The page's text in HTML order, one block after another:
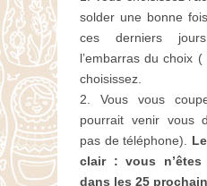
solder une bonne
ces derniers
l’embarras du choix
choisissez.
Vous vous
pourrait venir vous
pas de téléphone).
clair : vous
dans les 25